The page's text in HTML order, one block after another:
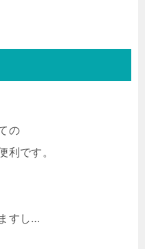
の
利です。
すし…